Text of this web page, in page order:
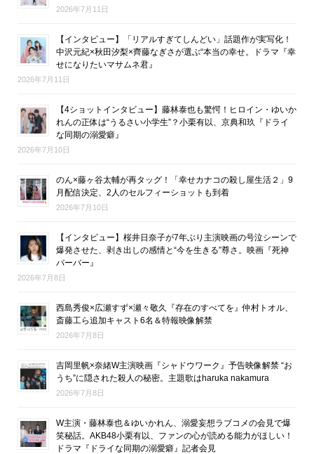
2026年7月11日
【インタビュー】「リアルすぎてしんどい」話題作が実写化！
中沢元紀×秋田汐梨×齊藤なぎさが選ぶ“本当の幸せ。ドラマ『幸
せになりたいマサムネ君』
2026年7月11日
【4ショットインタビュー】藤林泰也も驚愕！ヒロイン・ゆいか
れんの正体は“うるさい小学生”？小栗有以、京典和玖『ドライ
な同期の溺愛癖』
2026年7月10日
のん×藤ヶ谷太輔が再タッグ！「幸せカナコの殺し屋生活２」9
月配信決定、2人のセルフィーショットも到着
2026年7月10日
【インタビュー】桜井日奈子が7年ぶり主演映画の号泣シーンで
爆発させた、剥き出しの感情と“今を生きる”尊さ。映画『死神
バーバー』
2026年7月8日
西島秀俊×広瀬すず×瀬々敬久『存在のすべてを』仲村トオル、
斎藤工ら追加キャスト6名＆特報映像解禁
2026年7月8日
吉岡里帆×奈緒W主演映画『シャドウワーク』予告映像解禁 “お
うち”に隠された殺人の秘密。主題歌はharuka nakamura
2026年7月8日
W主演・藤林泰也＆ゆいかれん、溺愛妄想ラブコメの会見で爆
笑秘話。AKB48小栗有以、ファンの心が読める能力がほしい！
ドラマ『ドライな同期の溺愛癖』記者会見